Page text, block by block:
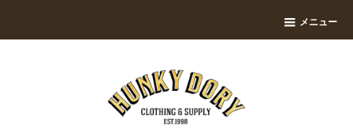
メニュー